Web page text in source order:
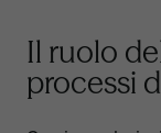
Il ruolo
processi